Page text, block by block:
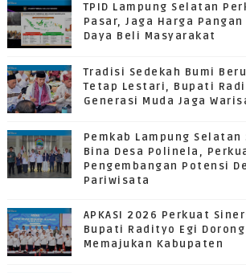
TPID Lampung Selatan
Pasar, Jaga Harga
Daya Beli Masyarakat
Tradisi Sedekah Bumi
Tetap Lestari, Bupati
Generasi Muda Jaga
Pemkab Lampung Selatan
Bina Desa Polinela,
Pengembangan Potensi
Pariwisata
APKASI 2026 Perkuat
Bupati Radityo Egi
Memajukan Kabupaten